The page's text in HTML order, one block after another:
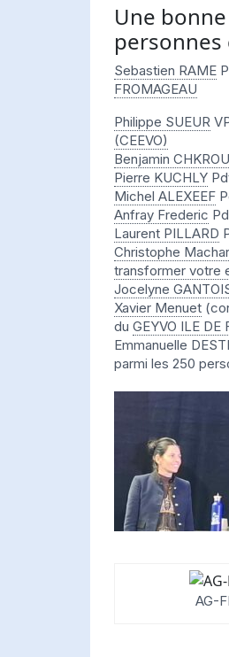
Une
personnes
Sebastien RAME
FROMAGEAU
Philippe SUEUR
(CEEVO)
Benjamin
Pierre KUCHLY
Michel ALEXEEF
Anfray Frederic
Laurent PILLARD
Christophe
transformer votre
Jocelyne
Xavier Menuet
du GEYVO ILE DE
Emmanuelle
parmi les 250
AG-